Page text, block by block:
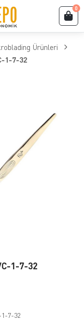
0
Ürünleri
1-7-32
1-7-32
1-7-32